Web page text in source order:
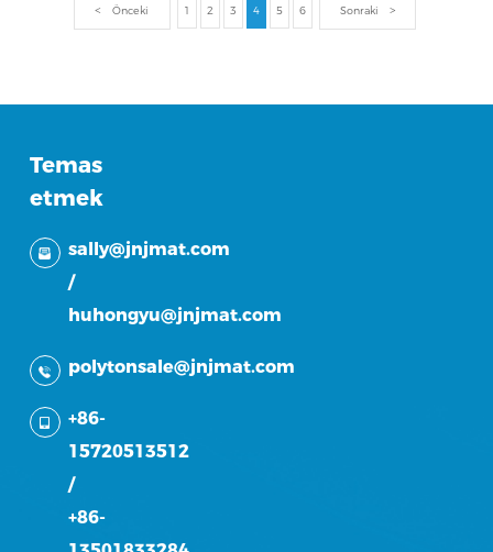
Önceki 1 2 3 4 5 6 Sonraki
Temas
etmek
sally@jnjmat.com
/
huhongyu@jnjmat.com
polytonsale@jnjmat.com
+86-
15720513512
/
+86-